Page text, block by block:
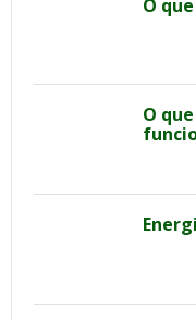
O
O